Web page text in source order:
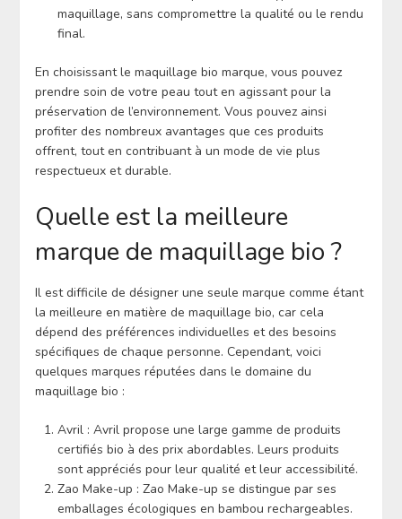
maquillage, sans compromettre la qualité ou le rendu
final.
En choisissant le maquillage bio marque, vous pouvez
prendre soin de votre peau tout en agissant pour la
préservation de l’environnement. Vous pouvez ainsi
profiter des nombreux avantages que ces produits
offrent, tout en contribuant à un mode de vie plus
respectueux et durable.
Quelle est la meilleure
marque de maquillage bio ?
Il est difficile de désigner une seule marque comme étant
la meilleure en matière de maquillage bio, car cela
dépend des préférences individuelles et des besoins
spécifiques de chaque personne. Cependant, voici
quelques marques réputées dans le domaine du
maquillage bio :
Avril : Avril propose une large gamme de produits
certifiés bio à des prix abordables. Leurs produits
sont appréciés pour leur qualité et leur accessibilité.
Zao Make-up : Zao Make-up se distingue par ses
emballages écologiques en bambou rechargeables.